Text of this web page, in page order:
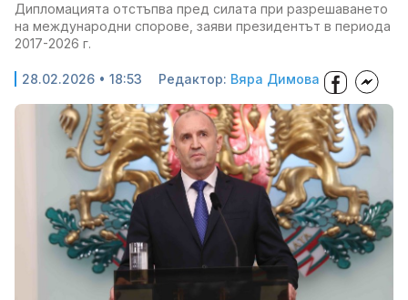
Дипломацията отстъпва пред силата при разрешаването
на международни спорове, заяви президентът в периода
2017-2026 г.
28.02.2026 • 18:53 Редактор: Вяра Димова